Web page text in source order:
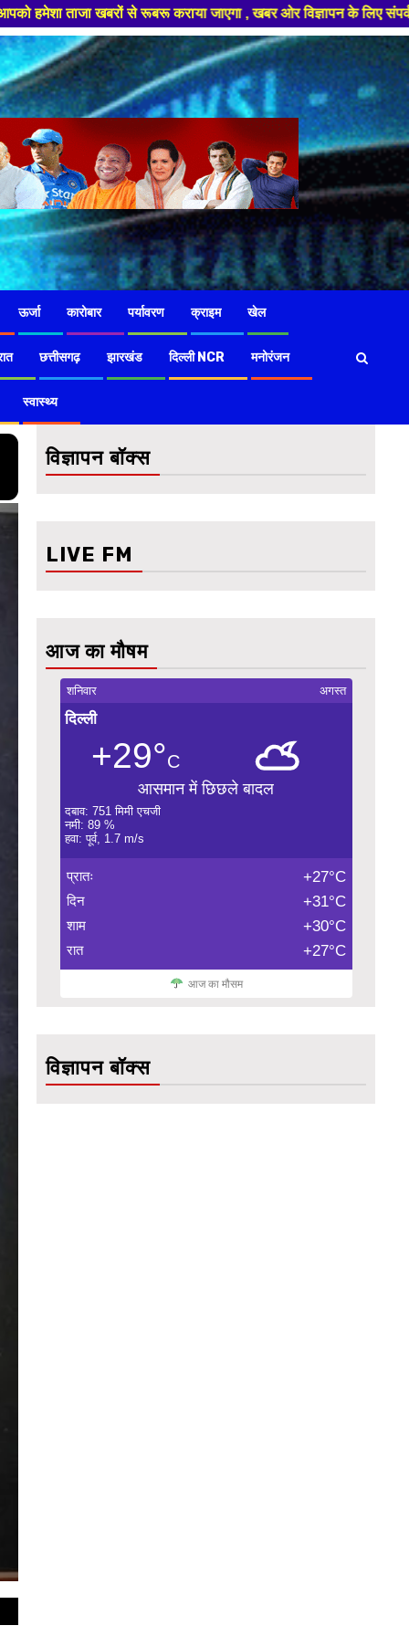
कराया जाएगा , खबर ओर विज्ञापन के लिए संपर्क करे +91 97826
ऊर्जा कारोबार पर्यावरण क्राइम खेल
छत्तीसगढ़ झारखंड दिल्ली NCR मनोरंजन
स्वास्थ्य
विज्ञापन बॉक्स
LIVE FM
आज का मौषम
शनिवार अगस्त
दिल्ली
+29°C
आसमान में छिछले बादल
दबाव: 751 मिमी एचजी
नमी: 89 %
हवा: पूर्व, 1.7 m/s
प्रातः +27°C
दिन +31°C
शाम +30°C
रात +27°C
आज का मौसम
विज्ञापन बॉक्स